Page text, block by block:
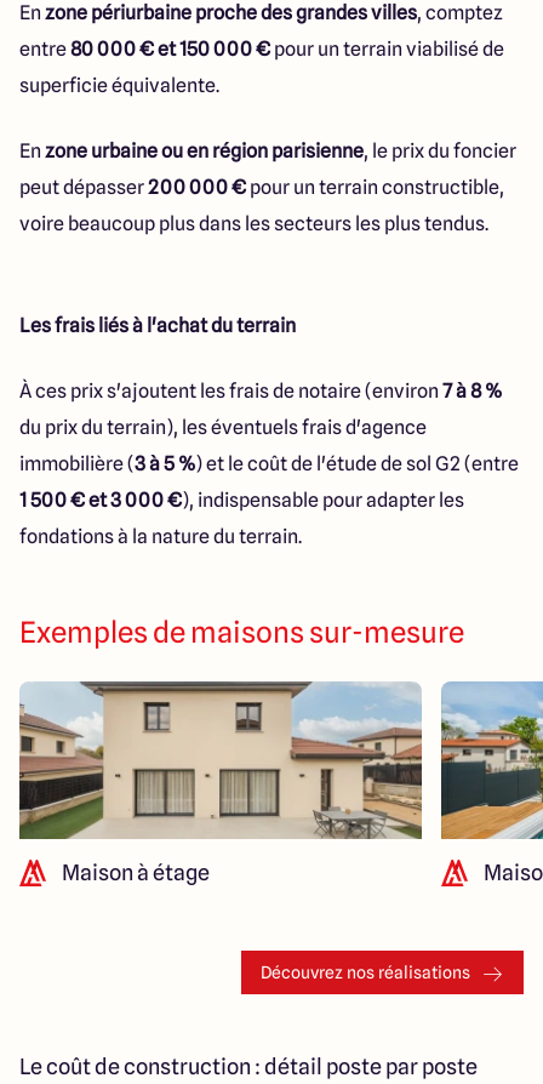
En zone périurbaine proche des grandes villes, comptez
entre80 000 € et 150 000 € pour un terrain viabilisé de
superficie équivalente.
En zone urbaine ou en région parisienne, le prix du foncier
peut dépasser200 000 € pour un terrain constructible,
voire beaucoup plus dans les secteurs les plus tendus.
Les frais liés à l'achat du terrain
À ces prix s'ajoutent les frais de notaire (environ 7 à 8 %
du prix du terrain), les éventuels frais d'agence
immobilière (3 à 5 %) et le coût de l'étude de sol G2 (entre
1 500 € et 3 000 €), indispensable pour adapter les
fondations à la nature du terrain.
Exemples de maisons sur-mesure
Maison à étage
Découvrez nos réalisations
Le coût de construction : détail poste par poste